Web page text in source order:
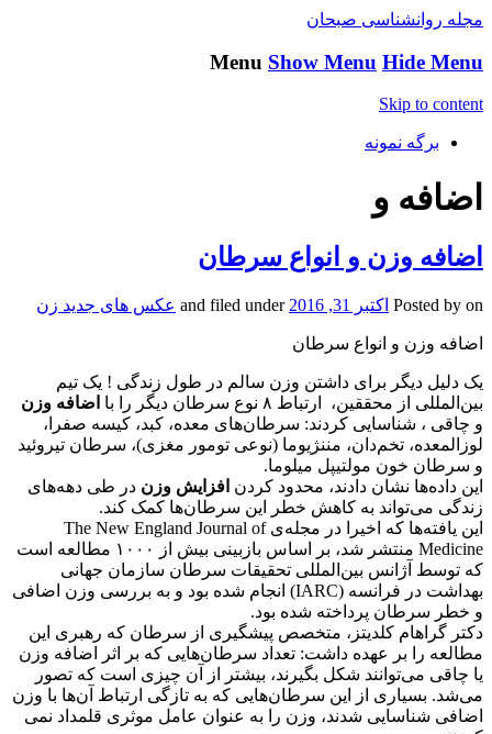
مجله روانشناسی صبحان
Menu Show Menu Hide Menu
Skip to content
برگه نمونه
اضافه و
اضافه وزن و انواع سرطان
Posted by on اکتبر 31, 2016 and filed under عکس های جدید زن
اضافه وزن و انواع سرطان
یک دلیل دیگر برای داشتن وزن سالم در طول زندگی ! یک تیم
بین‌المللی از محققین، ارتباط ۸ نوع سرطان دیگر را با
اضافه وزن
و چاقی ، شناسایی کردند: سرطان‌های معده، کبد، کیسه صفرا،
لوزالمعده، تخم‌دان، مننژیوما (نوعی تومور مغزی)، سرطان تیروئید
و سرطان خون مولتیپل میلوما.
این داده‌ها نشان دادند، محدود کردن افزایش وزن در طی دهه‌های
زندگی می‌تواند به کاهش خطر این سرطان‌ها کمک کند.
این یافته‌ها که اخیرا در مجله‌ی The New England Journal of
Medicine منتشر شد، بر اساس بازبینی بیش از ۱۰۰۰ مطالعه است
که توسط آژانس بین‌المللی تحقیقات سرطان سازمان جهانی
بهداشت در فرانسه (IARC) انجام شده بود و به بررسی وزن اضافی
و خطر سرطان پرداخته شده بود.
دکتر گراهام کلدیتز، متخصص پیشگیری از سرطان که رهبری این
مطالعه را بر عهده داشت: تعداد سرطان‌هایی که بر اثر اضافه وزن
یا چاقی می‌توانند شکل بگیرند، بیشتر از آن چیزی است که تصور
می‌شد. بسیاری از این سرطان‌هایی که به تازگی ارتباط آن‌ها با وزن
اضافی شناسایی شدند، وزن را به عنوان عامل موثری قلمداد نمی